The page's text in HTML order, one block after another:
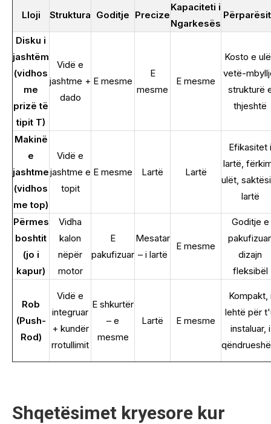
Lloji Struktura Goditje Precize
Kapaciteti i
Ngarkesës
Disku i
jashtëm
(vidhos
me
prizë të
tipit T)
Vidë e
jashtme +
dado
E mesme
E
mesme
E mesme
Kosto e
vetë-
strukturë
thjeshtë
Makinë
e
jashtme
(vidhos
me top)
Vidë e
jashtme e
topit
E mesme Lartë Lartë
Efikasitet i
lartë,
ulët,
lartë
Përmes
boshtit
(jo i
kapur)
Vidha
kalon
nëpër
motor
E
pakufizuar
Mesatar
– i lartë
E mesme
Goditje e
dizajn
fleksibël
Rob
(Push-
Rod)
Vidë e
integruar
+ kundër
rrotullimit
E shkurtër
– e
mesme
Lartë E mesme
Kompakt,
lehtë për
instaluar, i
Shqetësimet kryesore kur